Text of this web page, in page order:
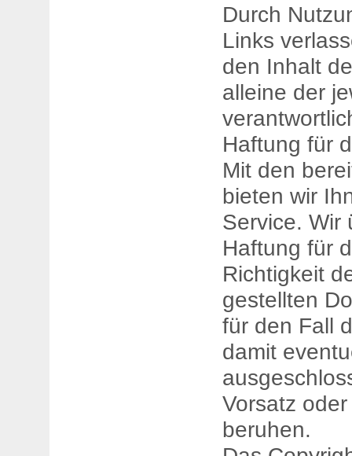
Durch
Links
den Inhalt
alleine der
Haftung für
Mit den
bieten wir
Service. Wir
Haftung für
Richtigkeit
gestellten
für den Fall
damit
Vorsatz
beruhen.